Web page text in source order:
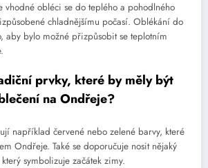
vhodné obléci se do teplého a pohodlného
chladnějšímu počasí. Oblékání do
aby bylo možné přizpůsobit se teplotním
prvky, které by měly být
na Ondřeje?
například červené nebo zelené barvy, které
Ondřeje. Také se doporučuje nosit nějaký
symbolizuje začátek zimy.